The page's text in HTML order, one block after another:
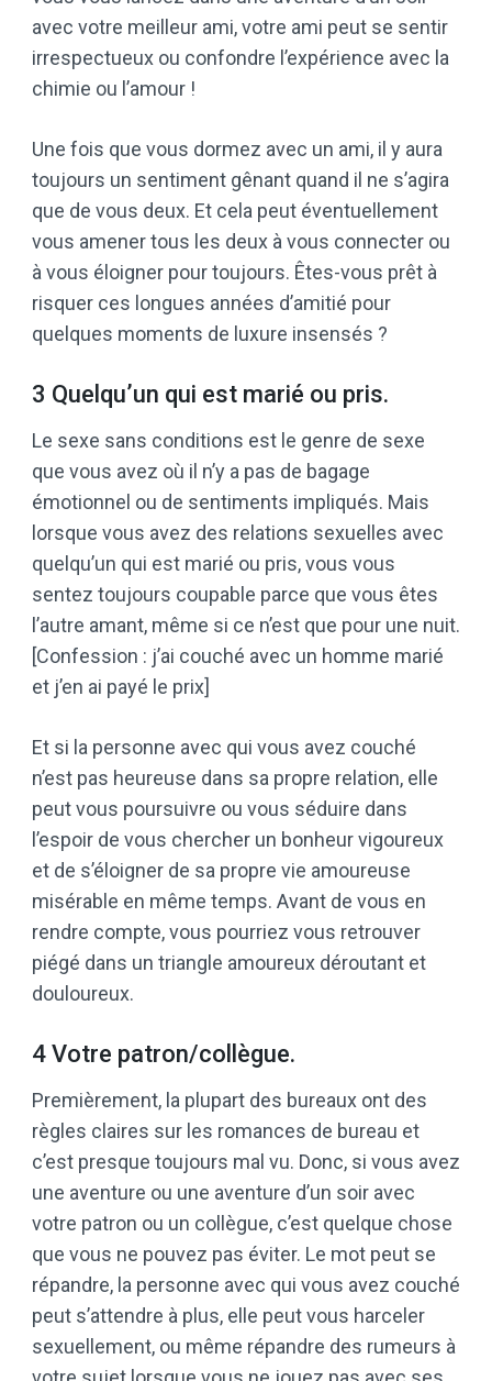
avec votre meilleur ami, votre ami peut se sentir
irrespectueux ou confondre l’expérience avec la
chimie ou l’amour !
Une fois que vous dormez avec un ami, il y aura
toujours un sentiment gênant quand il ne s’agira
que de vous deux. Et cela peut éventuellement
vous amener tous les deux à vous connecter ou
à vous éloigner pour toujours. Êtes-vous prêt à
risquer ces longues années d’amitié pour
quelques moments de luxure insensés ?
3 Quelqu’un qui est marié ou pris.
Le sexe sans conditions est le genre de sexe
que vous avez où il n’y a pas de bagage
émotionnel ou de sentiments impliqués. Mais
lorsque vous avez des relations sexuelles avec
quelqu’un qui est marié ou pris, vous vous
sentez toujours coupable parce que vous êtes
l’autre amant, même si ce n’est que pour une nuit.
[Confession : j’ai couché avec un homme marié
et j’en ai payé le prix]
Et si la personne avec qui vous avez couché
n’est pas heureuse dans sa propre relation, elle
peut vous poursuivre ou vous séduire dans
l’espoir de vous chercher un bonheur vigoureux
et de s’éloigner de sa propre vie amoureuse
misérable en même temps. Avant de vous en
rendre compte, vous pourriez vous retrouver
piégé dans un triangle amoureux déroutant et
douloureux.
4 Votre patron/collègue.
Premièrement, la plupart des bureaux ont des
règles claires sur les romances de bureau et
c’est presque toujours mal vu. Donc, si vous avez
une aventure ou une aventure d’un soir avec
votre patron ou un collègue, c’est quelque chose
que vous ne pouvez pas éviter. Le mot peut se
répandre, la personne avec qui vous avez couché
peut s’attendre à plus, elle peut vous harceler
sexuellement, ou même répandre des rumeurs à